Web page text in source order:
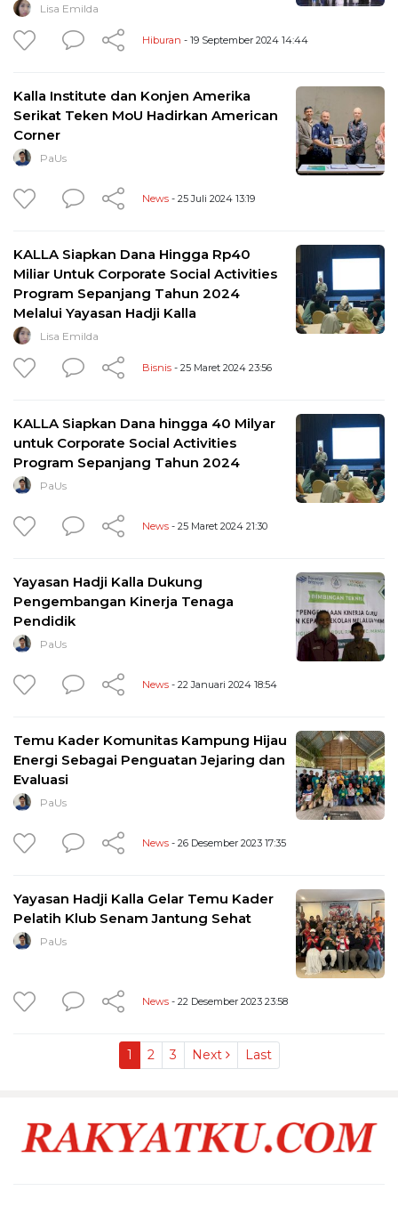
Lisa Emilda
Hiburan - 19 September 2024 14:44
Kalla Institute dan Konjen Amerika
Serikat Teken MoU Hadirkan American
Corner
PaUs
News - 25 Juli 2024 13:19
KALLA Siapkan Dana Hingga Rp40
Miliar Untuk Corporate Social Activities
Program Sepanjang Tahun 2024
Melalui Yayasan Hadji Kalla
Lisa Emilda
Bisnis - 25 Maret 2024 23:56
KALLA Siapkan Dana hingga 40 Milyar
untuk Corporate Social Activities
Program Sepanjang Tahun 2024
PaUs
News - 25 Maret 2024 21:30
Yayasan Hadji Kalla Dukung
Pengembangan Kinerja Tenaga
Pendidik
PaUs
News - 22 Januari 2024 18:54
Temu Kader Komunitas Kampung Hijau
Energi Sebagai Penguatan Jejaring dan
Evaluasi
PaUs
News - 26 Desember 2023 17:35
Yayasan Hadji Kalla Gelar Temu Kader
Pelatih Klub Senam Jantung Sehat
PaUs
News - 22 Desember 2023 23:58
1 2 3 Next Last